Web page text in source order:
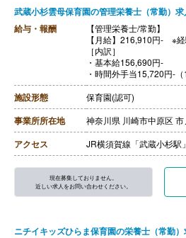
武蔵小杉雲母保育園の管理栄養士（常勤）
給与・報酬
【管理栄養士/常勤】
【月給】216,910円- ※
［内訳］
・基本給156,690円-
・時間外手当15,720円-
給）
・資格手当20,000円
・処遇改善手当15,000円
・その他手当9,500円
【賞与】年3回（7月・
変動あり
※それぞれの賞与に合わ
【通勤手当】あり（全額
【昇給】あり（年1回）
【退職金】あり
施設形態 保育園(認可)
事業所所在地 神奈川県 川崎市中原区
アクセス JR横須賀線「武蔵小杉駅
現在募集しておりません。
近しい求人をお問い合わせください。
ニチイキッズひらま保育園の栄養士（常勤